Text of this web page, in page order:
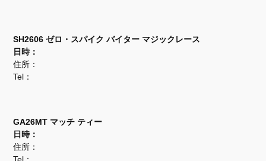
SH2606 ゼロ・スパイク バイター マジックレース
日時：
住所：
Tel：
GA26MT マッチ ティー
日時：
住所：